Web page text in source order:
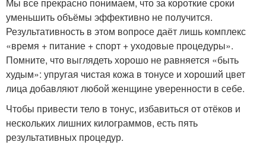
уменьшить объёмы эффективно не получится.
Результативность в этом вопросе даёт лишь комплекс
«время + питание + спорт + уходовые процедуры».
Помните, что выглядеть хорошо не равняется «быть
худым»: упругая чистая кожа в тонусе и хороший цвет
лица добавляют любой женщине уверенности в себе.
Чтобы привести тело в тонус, избавиться от отёков и
нескольких лишних килограммов, есть пять
результативных процедур.